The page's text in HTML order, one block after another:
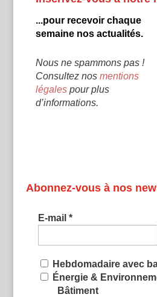
...pour recevoir chaque
semaine nos actualités.
Nous ne spammons pas !
Consultez nos mentions
légalespour plus
d’informations.
Abonnez-vous à nos
E-mail *
Hebdomadaire avec
Énergie &
Bâtiment